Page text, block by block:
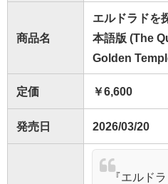
商品名
エルドラドを
本語版 (The
Golden
定価 ￥6,600
発売日 2026/03/20
『エルド